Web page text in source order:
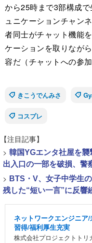
から25時まで3部構成
ュニケーションチャン
者同士がチャット機能
ケーションを取りなが
容だ（チャットへの参
きこうでんみさ
コスプレ
【注目記事】
> 韓国YGエンタ社屋を
出入口の一部を破損、警
> BTS・V、女子中学生
残した“短い一言”に反響
ネットワークエンジニア
習得/福利厚生充実
株式会社プロジェクトトリ